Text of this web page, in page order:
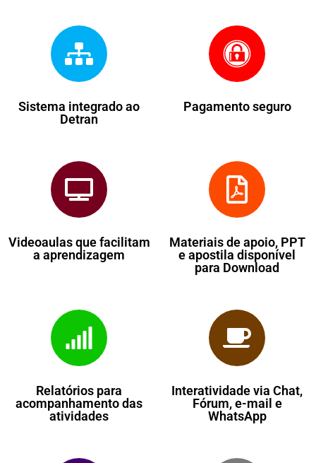
Sistema integrado ao
Detran
Pagamento seguro
Videoaulas que facilitam
a aprendizagem
Materiais de apoio, PPT
e apostila disponível
para Download
Relatórios para
acompanhamento das
atividades
Interatividade via Chat,
Fórum, e-mail e
WhatsApp